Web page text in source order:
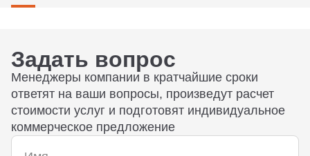
Задать вопрос
Менеджеры компании в кратчайшие сроки
ответят на ваши вопросы, произведут расчет
стоимости услуг и подготовят индивидуальное
коммерческое предложение